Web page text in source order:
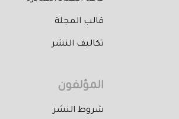
قالب المجلة
تكاليف النشر
المؤلفون
شروط النشر